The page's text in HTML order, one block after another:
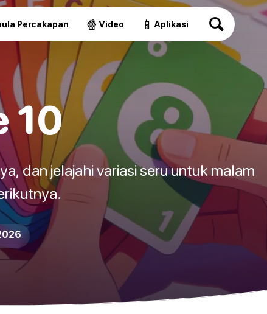
Percakapan 🍿 Video 📱 Aplikasi
10
dan jelajahi variasi seru untuk malam